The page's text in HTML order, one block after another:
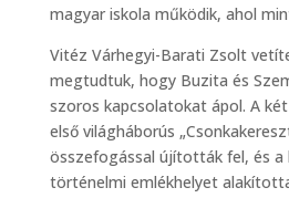
magyar iskola működik, ahol
Vitéz Várhegyi-Barati Zsolt
megtudtuk, hogy Buzita és
szoros kapcsolatokat ápol. A
első világháborús
összefogással újították fel, és a
történelmi emlékhelyet